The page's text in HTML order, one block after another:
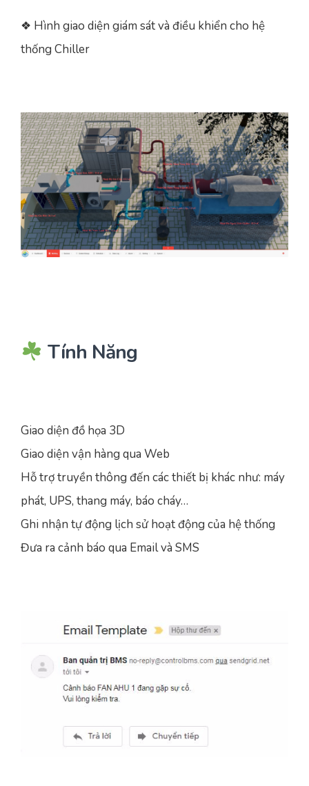
❖ Hình giao diện giám sát và điều khiển cho hệ
thống Chiller
Tính Năng
Giao diện đồ họa 3D
Giao diện vận hàng qua Web
Hỗ trợ truyền thông đến các thiết bị khác như: máy
phát, UPS, thang máy, báo cháy…
Ghi nhận tự động lịch sử hoạt động của hệ thống
Đưa ra cảnh báo qua Email và SMS